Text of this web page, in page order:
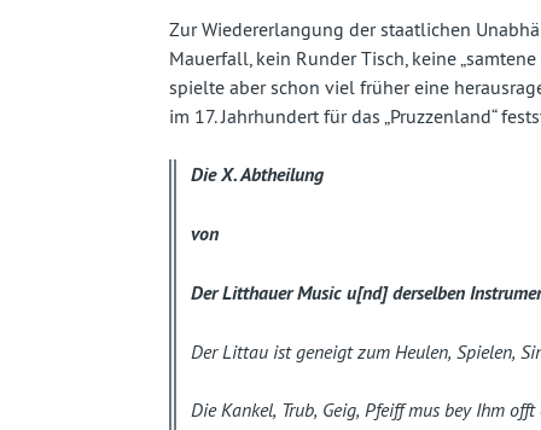
vergessenes
Land
Zur Wiedererlangung der staatlichen
Mauerfall, kein Runder Tisch, keine
spielte aber schon viel früher eine
im 17. Jahrhundert für das „Pruzzenland“
Die X. Abtheilung
von
Der Litthauer Music u[nd] derselben
Der Littau ist geneigt zum Heulen, Spielen,
Die Kankel, Trub, Geig, Pfeiff mus bey Ihm